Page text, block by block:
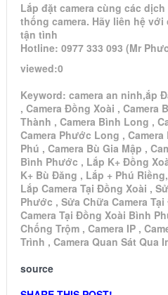
Lắp đặt camera cùng các
thống camera. Hãy liên hệ
tận tình
Hotline: 0977 333 093 (Mr
viewed:0
Keyword: camera an ninh,ắp
, Camera Đồng Xoài , Camera
Thành , Camera Bình Long ,
Camera Phước Long ,
Phú , Camera Bù Gia Mập ,
Bình Phước , Lắp K+ Đồng
K+ Bù Đăng , Lắp + Phú
Lắp Camera Tại Đồng Xoài ,
Phước , Sửa Chữa Camera
Camera Tại Đồng Xoài Bình
Chống Trộm , Camera IP ,
Trình , Camera Quan Sát Qua
source